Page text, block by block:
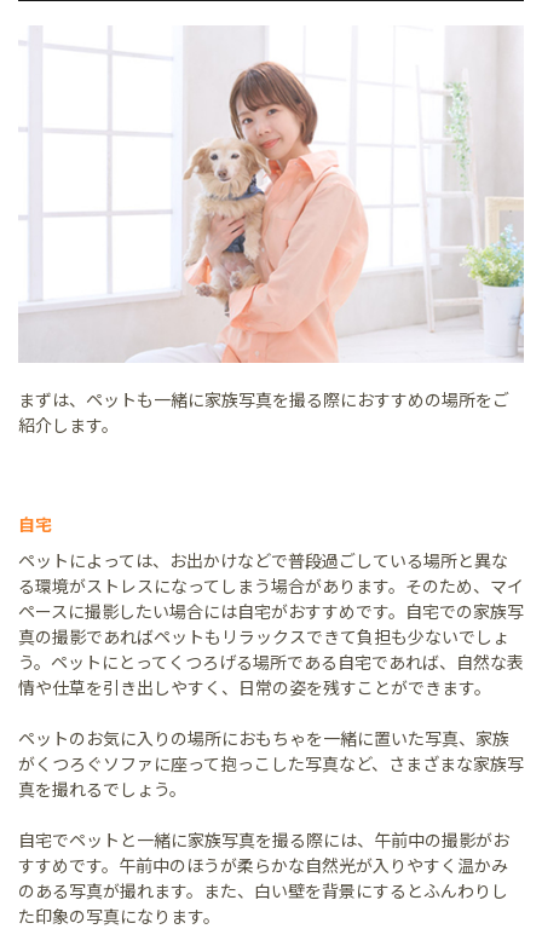
まずは、ペットも一緒に家族写真を撮る際におすすめの場所をご
紹介します。
自宅
ペットによっては、お出かけなどで普段過ごしている場所と異な
る環境がストレスになってしまう場合があります。そのため、マイ
ペースに撮影したい場合には自宅がおすすめです。自宅での家族写
真の撮影であればペットもリラックスできて負担も少ないでしょ
う。ペットにとってくつろげる場所である自宅であれば、自然な表
情や仕草を引き出しやすく、日常の姿を残すことができます。
ペットのお気に入りの場所におもちゃを一緒に置いた写真、家族
がくつろぐソファに座って抱っこした写真など、さまざまな家族写
真を撮れるでしょう。
自宅でペットと一緒に家族写真を撮る際には、午前中の撮影がお
すすめです。午前中のほうが柔らかな自然光が入りやすく温かみ
のある写真が撮れます。また、白い壁を背景にするとふんわりし
た印象の写真になります。